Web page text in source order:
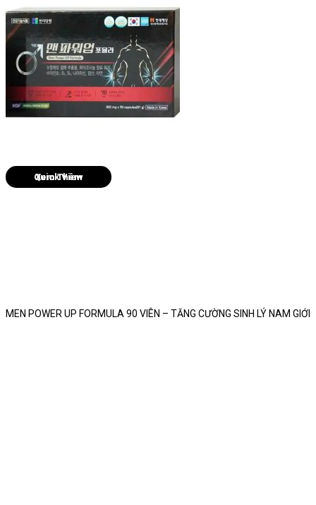
Quick View
MEN POWER UP FORMULA 90 VIÊN – TĂNG CƯỜNG SINH LÝ NAM GIỚI